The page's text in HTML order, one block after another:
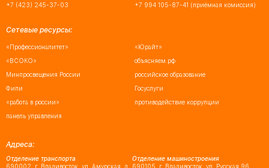
Адреса:
Отделение транспорта
690002, г. Владивосток, ул. Амурская, д.
Отделение машиностроения
690105, г. Владивосток, ул. Русская 96
+7 (423) 245-37-03 +7 994 105-87-41 (приёмная комиссия)
Сетевые ресурсы:
«Профессионалитет»
«Юрайт»
«ВСОКО»
объясняем.рф
Минпросвещения России
российское образование
Фипи
Госуслуги
«работа в россии»
противодействие коррупции
панель управления